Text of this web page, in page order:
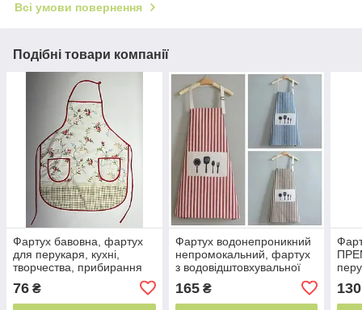
Всі умови повернення
Подібні товари компанії
Фартух бавовна, фартух
для перукаря, кухні,
творчества, прибирання
76 ₴
Фартух водонепроникний
непромокальний, фартух
з водовідштовхувальної
тканини для парекмахера,
кухні, творчетсва
165₴ 130